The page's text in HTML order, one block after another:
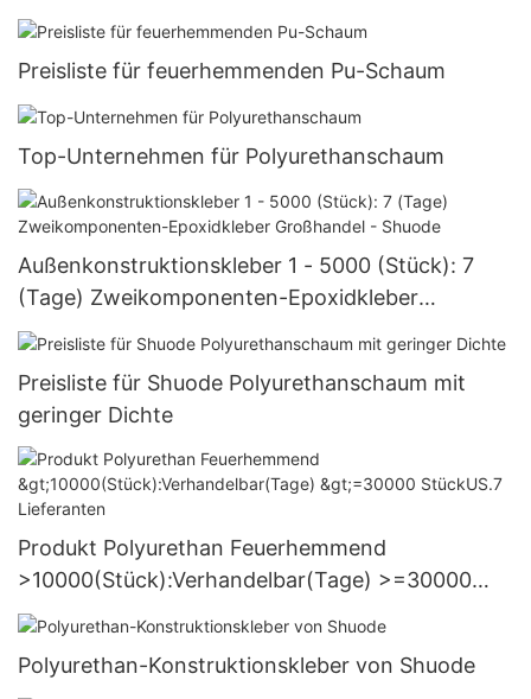
Preisliste für feuerhemmenden Pu-Schaum
Top-Unternehmen für Polyurethanschaum
Außenkonstruktionskleber 1 - 5000 (Stück): 7
(Tage) Zweikomponenten-Epoxidkleber
Großhandel - Shuode
Preisliste für Shuode Polyurethanschaum mit
geringer Dichte
Produkt Polyurethan Feuerhemmend
>10000(Stück):Verhandelbar(Tage) >=30000
StückUS.7 Lieferanten
Polyurethan-Konstruktionskleber von Shuode